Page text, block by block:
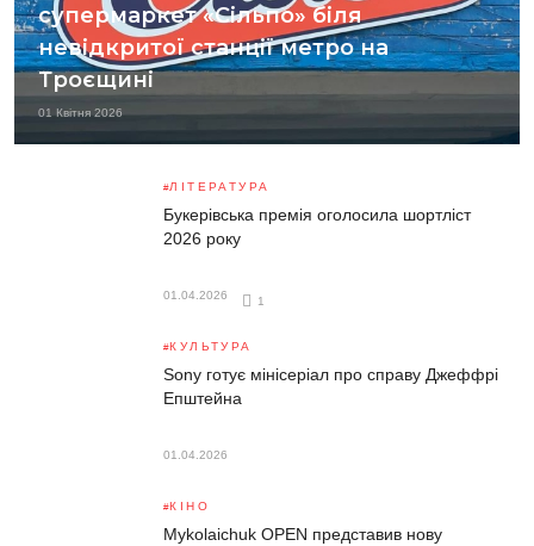
супермаркет «Сільпо» біля
невідкритої станції метро на
Троєщині
01 Квітня 2026
ЛІТЕРАТУРА
Букерівська премія оголосила шортліст
2026 року
01.04.2026
1
КУЛЬТУРА
Sony готує мінісеріал про справу Джеффрі
Епштейна
01.04.2026
КІНО
Mykolaichuk OPEN представив нову